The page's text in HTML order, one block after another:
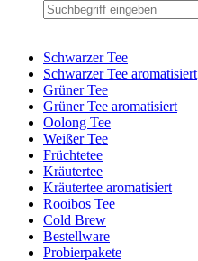
Schwarzer Tee
Schwarzer Tee aromatisiert
Grüner Tee
Grüner Tee aromatisiert
Oolong Tee
Weißer Tee
Früchtetee
Kräutertee
Kräutertee aromatisiert
Rooibos Tee
Cold Brew
Bestellware
Probierpakete